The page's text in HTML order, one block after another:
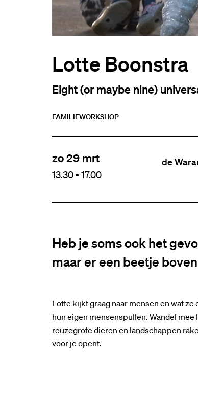
Lotte Boonstra
Eight (or maybe nine)
FAMILIEWORKSHOP
zo 29 mrt
13.30 - 17.00
de
Heb je soms ook het
maar er een beetje
Lotte kijkt graag naar mensen en wat
hun eigen mensenspullen. Wandel
reuzegrote dieren en landschappen
voor je opent.